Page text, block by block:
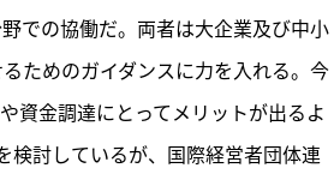
での協働だ。両者は大企業及び中小
ためのガイダンスに力を入れる。今
資金調達にとってメリットが出るよ
検討しているが、国際経営者団体連